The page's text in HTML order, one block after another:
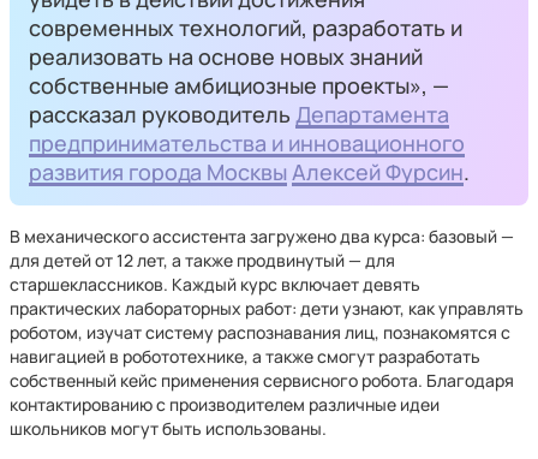
современных технологий, разработать и
реализовать на основе новых знаний
собственные амбициозные проекты», —
рассказал руководитель Департамента
предпринимательства и инновационного
развития города Москвы Алексей Фурсин.
В механического ассистента загружено два курса: базовый —
для детей от 12 лет, а также продвинутый — для
старшеклассников. Каждый курс включает девять
практических лабораторных работ: дети узнают, как управлять
роботом, изучат систему распознавания лиц, познакомятся с
навигацией в робототехнике, а также смогут разработать
собственный кейс применения сервисного робота. Благодаря
контактированию с производителем различные идеи
школьников могут быть использованы.